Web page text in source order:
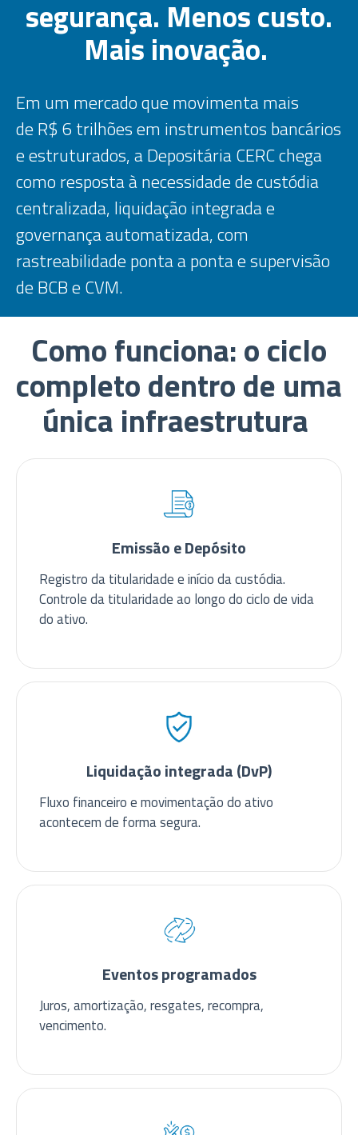
segurança. Menos custo.
Mais inovação.
Em um mercado que movimenta mais
de R$ 6 trilhões em instrumentos bancários
e estruturados, a Depositária CERC chega
como resposta à necessidade de custódia
centralizada, liquidação integrada e
governança automatizada, com
rastreabilidade ponta a ponta e supervisão
de BCB e CVM.
Como funciona: o ciclo
completo dentro de uma
única infraestrutura
Emissão e Depósito
Registro da titularidade e início da custódia.
Controle da titularidade ao longo do ciclo de vida
do ativo.
Liquidação integrada (DvP)
Fluxo financeiro e movimentação do ativo
acontecem de forma segura.
Eventos programados
Juros, amortização, resgates, recompra,
vencimento.